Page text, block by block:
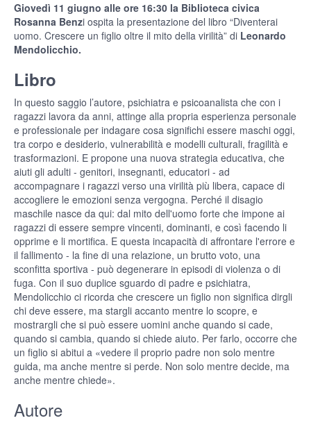
Giovedì 11 giugno alle ore 16:30 la Biblioteca civica
Rosanna Benzi ospita la presentazione del libro “Diventerai
uomo. Crescere un figlio oltre il mito della virilità” di Leonardo
Mendolicchio.
Libro
In questo saggio l’autore, psichiatra e psicoanalista che con i
ragazzi lavora da anni, attinge alla propria esperienza personale
e professionale per indagare cosa significhi essere maschi oggi,
tra corpo e desiderio, vulnerabilità e modelli culturali, fragilità e
trasformazioni. E propone una nuova strategia educativa, che
aiuti gli adulti - genitori, insegnanti, educatori - ad
accompagnare i ragazzi verso una virilità più libera, capace di
accogliere le emozioni senza vergogna. Perché il disagio
maschile nasce da qui: dal mito dell'uomo forte che impone ai
ragazzi di essere sempre vincenti, dominanti, e così facendo li
opprime e li mortifica. E questa incapacità di affrontare l'errore e
il fallimento - la fine di una relazione, un brutto voto, una
sconfitta sportiva - può degenerare in episodi di violenza o di
fuga. Con il suo duplice sguardo di padre e psichiatra,
Mendolicchio ci ricorda che crescere un figlio non significa dirgli
chi deve essere, ma stargli accanto mentre lo scopre, e
mostrargli che si può essere uomini anche quando si cade,
quando si cambia, quando si chiede aiuto. Per farlo, occorre che
un figlio si abitui a «vedere il proprio padre non solo mentre
guida, ma anche mentre si perde. Non solo mentre decide, ma
anche mentre chiede».
Autore